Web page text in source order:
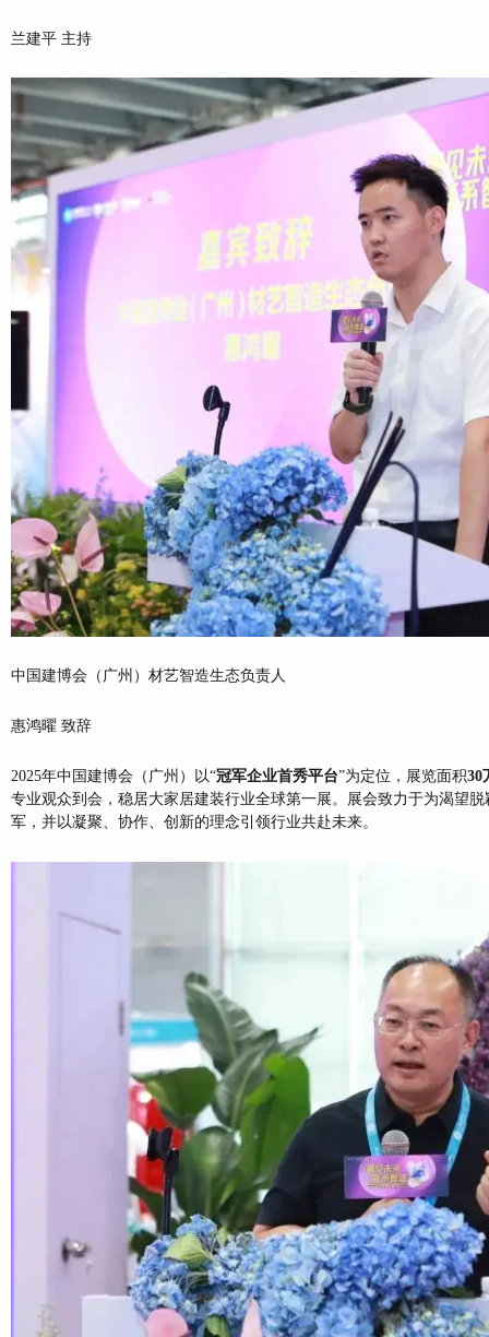
兰建平 主持
中国建博会（广州）材艺智造生态负责人
惠鸿曜 致辞
2025年中国建博会（广州）以“冠军企业首秀平台”为定位，展览面积30
专业观众到会，稳居大家居建装行业全球第一展。展会致力于为渴望
军，并以凝聚、协作、创新的理念引领行业共赴未来。